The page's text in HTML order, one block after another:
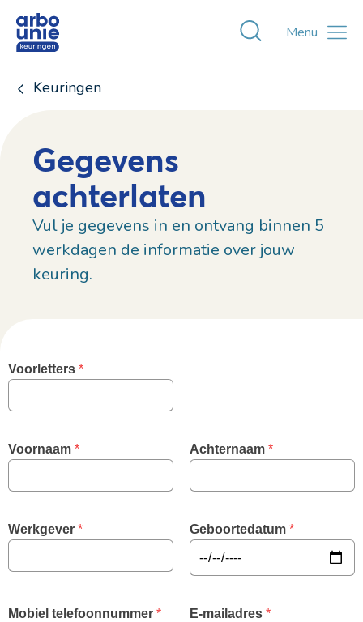
Toggle
Menu
Keuringen
Gegevens
achterlaten
Vul je gegevens in en ontvang binnen 5
werkdagen de informatie over jouw
keuring.
Voorletters *
Voornaam * Achternaam *
Werkgever * Geboortedatum *
Mobiel telefoonnummer * E-mailadres *